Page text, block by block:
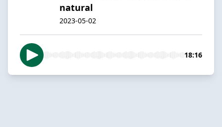
natural
2023-05-02
18:16